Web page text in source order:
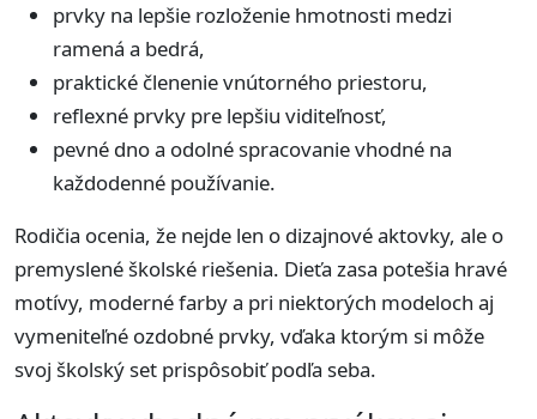
prvky na lepšie rozloženie hmotnosti medzi
ramená a bedrá,
praktické členenie vnútorného priestoru,
reflexné prvky pre lepšiu viditeľnosť,
pevné dno a odolné spracovanie vhodné na
každodenné používanie.
Rodičia ocenia, že nejde len o dizajnové aktovky, ale o
premyslené školské riešenia. Dieťa zasa potešia hravé
motívy, moderné farby a pri niektorých modeloch aj
vymeniteľné ozdobné prvky, vďaka ktorým si môže
svoj školský set prispôsobiť podľa seba.